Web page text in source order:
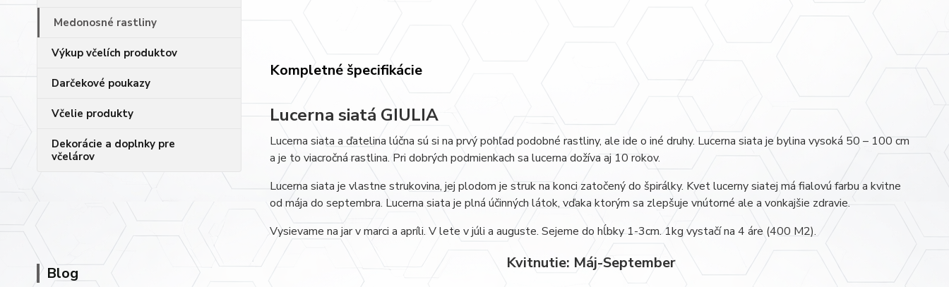
Medonosné rastliny
Výkup včelích produktov
Darčekové poukazy
Včelie produkty
Dekorácie a doplnky pre
včelárov
Blog
Kompletné špecifikácie
Lucerna siatá GIULIA
Lucerna siata a ďatelina lúčna sú si na prvý pohľad podobné rastliny, ale ide o iné druhy. Lucerna siata je bylina vysoká 50 – 100 cm
a je to viacročná rastlina. Pri dobrých podmienkach sa lucerna dožíva aj 10 rokov.
Lucerna siata je vlastne strukovina, jej plodom je struk na konci zatočený do špirálky. Kvet lucerny siatej má fialovú farbu a kvitne
od mája do septembra. Lucerna siata je plná účinných látok, vďaka ktorým sa zlepšuje vnútorné ale a vonkajšie zdravie.
Vysievame na jar v marci a apríli. V lete v júli a auguste. Sejeme do hĺbky 1-3cm. 1kg vystačí na 4 áre (400 M2).
Kvitnutie: Máj-September